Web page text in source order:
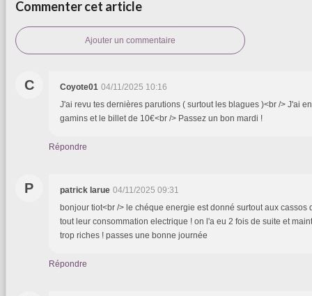
Commenter cet article
Ajouter un commentaire
C Coyote01 04/11/2025 10:16
J'ai revu tes dernières parutions ( surtout les blagues )<br /> J'ai
gamins et le billet de 10€<br /> Passez un bon mardi !
Répondre
P patrick larue 04/11/2025 09:31
bonjour tiot<br /> le chéque energie est donné surtout aux cassos
tout leur consommation electrique ! on l'a eu 2 fois de suite et
trop riches ! passes une bonne journée
Répondre